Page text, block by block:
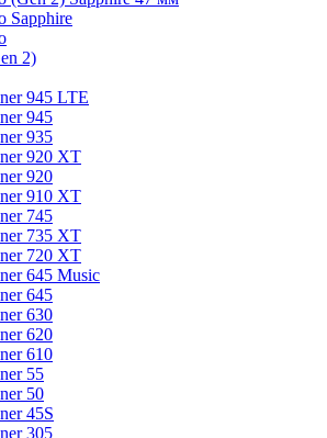
Sapphire
2)
945 LTE
945
935
920 XT
920
910 XT
745
735 XT
720 XT
645 Music
645
630
620
610
55
50
45S
305